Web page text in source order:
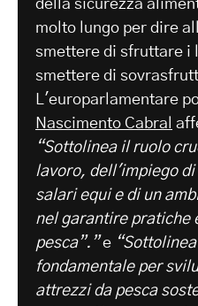
della sicurezza
molto lungo per dire
smettere di sfruttare i
smettere di
L'europarlamentare
Nascimento Cabral
“Sottolinea il ruolo
lavoro, dell'impiego di
salari equi e di un
nel garantire pratiche
pesca”.”e
fondamentale per
attrezzi da pesca